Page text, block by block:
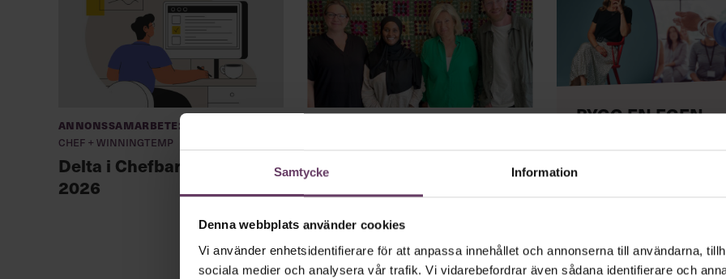
Samtycke Information
Denna webbplats använder cookies
Vi använder enhetsidentifierare för att anpassa innehållet och annonserna till användarna,
sociala medier och analysera vår trafik. Vi vidarebefordrar även sådana identifierare och
Annonssamarbete:
Chef + Winningtemp
Delta i Chefbarometern
2026
unga ledare
BYGG EN EGEN